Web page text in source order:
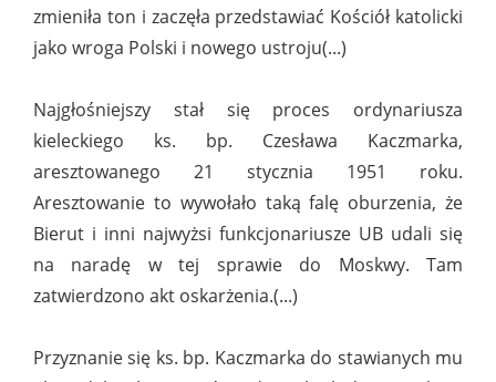
zmieniła ton i zaczęła przedstawiać Kościół katolicki
jako wroga Polski i nowego ustroju(...)
Najgłośniejszy stał się proces ordynariusza
kieleckiego ks. bp. Czesława Kaczmarka,
aresztowanego 21 stycznia 1951 roku.
Aresztowanie to wywołało taką falę oburzenia, że
Bierut i inni najwyżsi funkcjonariusze UB udali się
na naradę w tej sprawie do Moskwy. Tam
zatwierdzono akt oskarżenia.(...)
Przyznanie się ks. bp. Kaczmarka do stawianych mu